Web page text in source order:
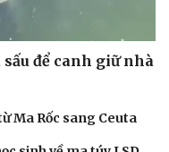
để canh giữ nhà
Ma Rốc sang Ceuta